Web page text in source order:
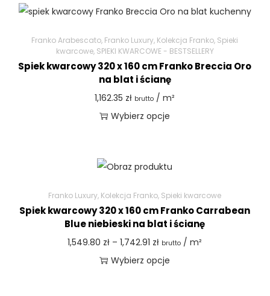
Franko Arabescato, Franko Luxury, Kolekcja Franko, Spieki
kwarcowe, SPIEKI KWARCOWE - BESTSELLERY
Spiek kwarcowy 320 x 160 cm Franko Breccia Oro
na blat i ścianę
1,162.35 zł brutto / m²
Wybierz opcje
Franko Luxury, Kolekcja Franko, Spieki kwarcowe
Spiek kwarcowy 320 x 160 cm Franko Carrabean
Blue niebieski na blat i ścianę
1,549.80 zł – 1,742.91 zł brutto / m²
Wybierz opcje